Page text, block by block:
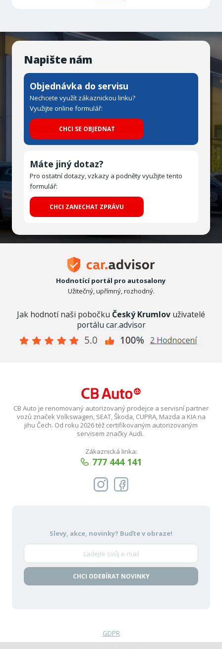
Napište nám
Objednávka do servisu
Nechcete využít zákaznickou linku?
Využijte online formulář:
CHCI SE OBJEDNAT
Máte jiný dotaz?
Pro ostatní dotazy, vzkazy a podněty využijte tento
formulář:
CHCI ZANECHAT ZPRÁVU
Hodnotící portál pro autosalony
Užitečný, upřímný, rozhodný.
Jak hodnotí naši pobočku Český Krumlov uživatelé
portálu car.advisor
CB Auto je renomovaný autorizovaný prodejce a servisní partner
vozů značek Volkswagen, SEAT, Škoda, CUPRA, Mazda a KIA na
jihu Čech. Od roku 2026 též certifikovaným autorizovaným
servisem značky Audi.
Zákaznická linka:
777 444 141
Slevy, akce, novinky? Buďte v obraze!
CHCI ODEBÍRAT NOVINKY
GDPR